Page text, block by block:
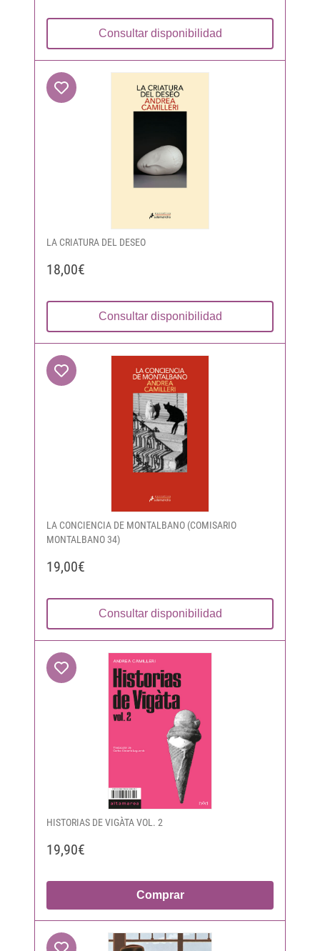
Consultar disponibilidad
LA CRIATURA DEL DESEO
18,00€
Consultar disponibilidad
LA CONCIENCIA DE MONTALBANO (COMISARIO
MONTALBANO 34)
19,00€
Consultar disponibilidad
HISTORIAS DE VIGÀTA VOL. 2
19,90€
Comprar